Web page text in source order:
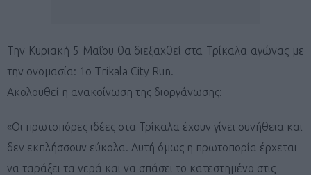
Την Κυριακή 5 Μαΐου θα διεξαχθεί στα Τρίκαλα αγώνας με
την ονομασία: 1ο Trikala City Run.
Ακολουθεί η ανακοίνωση της διοργάνωσης:
«Οι πρωτοπόρες ιδέες στα Τρίκαλα έχουν γίνει συνήθεια και
δεν εκπλήσσουν εύκολα. Αυτή όμως η πρωτοπορία έρχεται
να ταράξει τα νερά και να σπάσει το κατεστημένο στις